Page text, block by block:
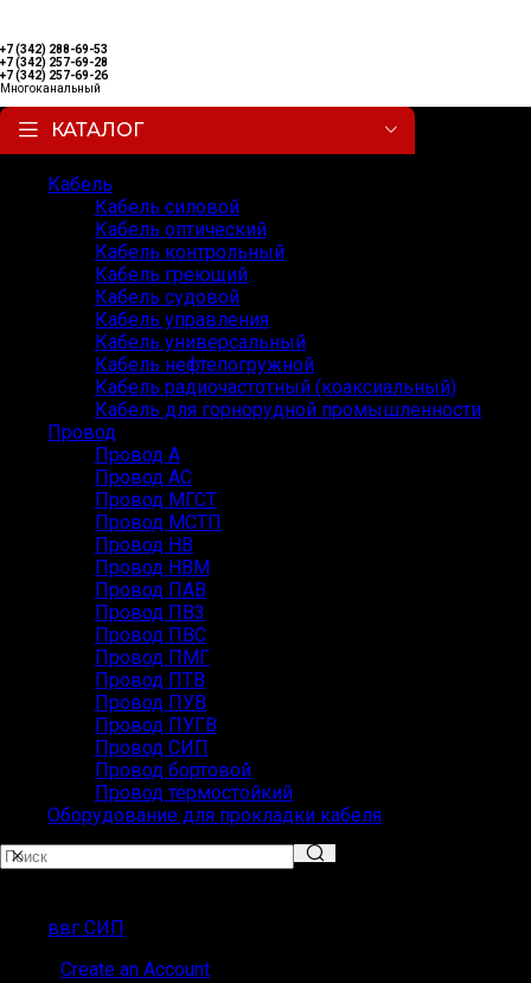
+7 (342) 288-69-53
+7 (342) 257-69-28
+7 (342) 257-69-26
Многоканальный
КАТАЛОГ
Кабель
Кабель силовой
Кабель оптический
Кабель контрольный
Кабель греющий
Кабель судовой
Кабель управления
Кабель универсальный
Кабель нефтепогружной
Кабель радиочастотный (коаксиальный)
Кабель для горнорудной промышленности
Провод
Провод А
Провод АС
Провод МГСТ
Провод МСТП
Провод НВ
Провод НВМ
Провод ПАВ
Провод ПВ3
Провод ПВС
Провод ПМГ
Провод ПТВ
Провод ПУВ
Провод ПУГВ
Провод СИП
Провод бортовой
Провод термостойкий
Оборудование для прокладки кабеля
ввг СИП
Create an Account